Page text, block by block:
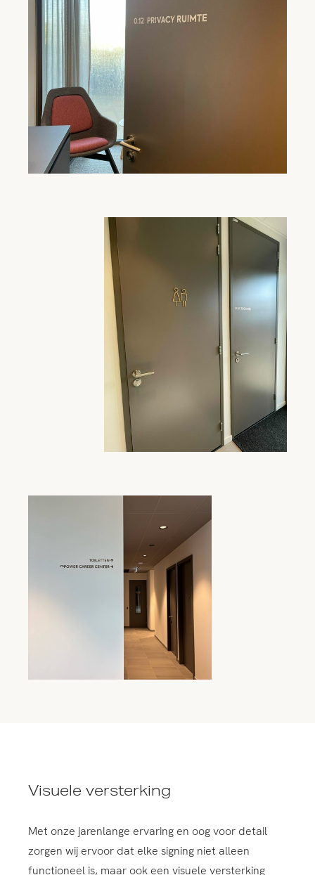
Visuele versterking
Met onze jarenlange ervaring en oog voor detail
zorgen wij ervoor dat elke signing niet alleen
functioneel is, maar ook een visuele versterking